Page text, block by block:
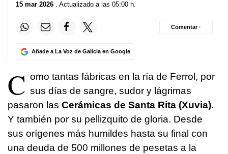
15 mar 2026 . Actualizado a las 05:00 h.
Añade a La Voz de Galicia en Google
Comentar ·
C omo tantas fábricas en la ría de Ferrol, por
sus días de sangre, sudor y lágrimas
pasaron las Cerámicas de Santa Rita (Xuvia).
Y también por su pellizquito de gloria. Desde
sus orígenes más humildes hasta su final con
una deuda de 500 millones de pesetas a la